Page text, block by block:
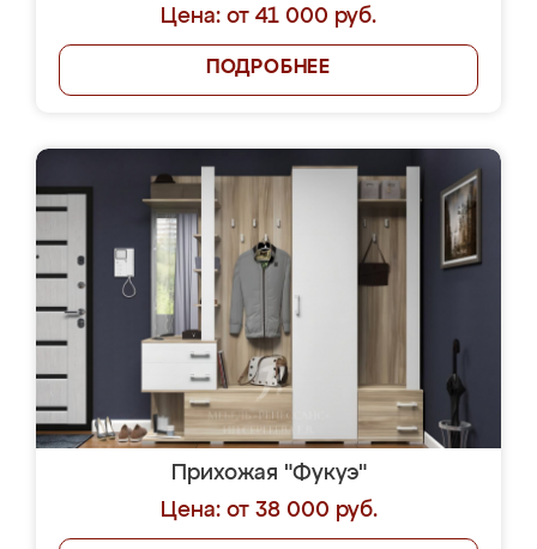
Цена: от 41 000 руб.
ПОДРОБНЕЕ
Прихожая "Фукуэ"
Цена: от 38 000 руб.